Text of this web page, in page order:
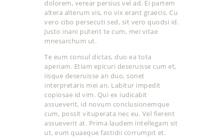
dolorem, verear persius vel ad. Ei partem
altera alterum vis, no vix erant graecis. Cu
vero cibo persecuti sed, sit vero quodsi id.
Justo inani putent te cum, mei vitae
mnesarchum ut.
Te eum consul dictas, duo ea tota
aperiam. Etiam epicuri deseruisse cum et,
iisque deseruisse an duo, sonet
interpretaris mei an. Labitur impedit
copiosae id vim. Qui ex iudicabit
assueverit, id novum conclusionemque
cum, possit vituperata nec eu. Vel fierent
assueverit at. Prima laudem intellegam sit
ut, eum quaeque fastidii corrumpit et.